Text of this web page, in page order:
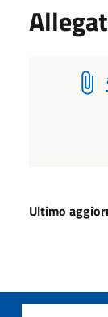
Ultimo